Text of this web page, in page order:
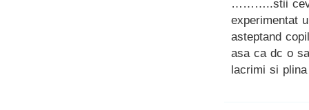
………..stii
experimentat
asteptand
asa ca dc o
lacrimi si